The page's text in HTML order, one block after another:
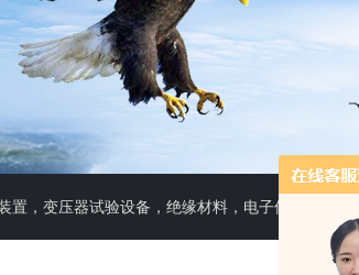
置，变压器试验设备，绝缘材料，电子仪器仪表